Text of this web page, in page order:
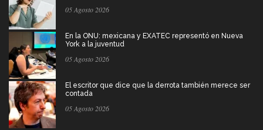
05 Agosto 2026
En la ONU: mexicana y EXATEC representó en Nueva
York a la juventud
05 Agosto 2026
El escritor que dice que la derrota también merece ser
contada
05 Agosto 2026